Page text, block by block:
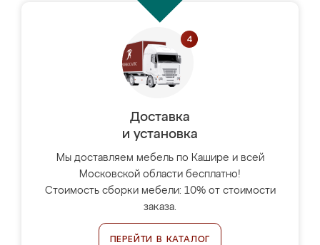
Доставка
и установка
Мы доставляем мебель по Кашире и всей
Московской области бесплатно!
Стоимость сборки мебели: 10% от стоимости
заказа.
ПЕРЕЙТИ В КАТАЛОГ